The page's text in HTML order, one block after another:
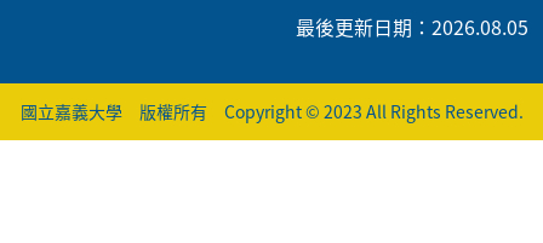
最後更新日期：2026.08.05
國立嘉義大學 版權所有 Copyright © 2023 All Rights Reserved.